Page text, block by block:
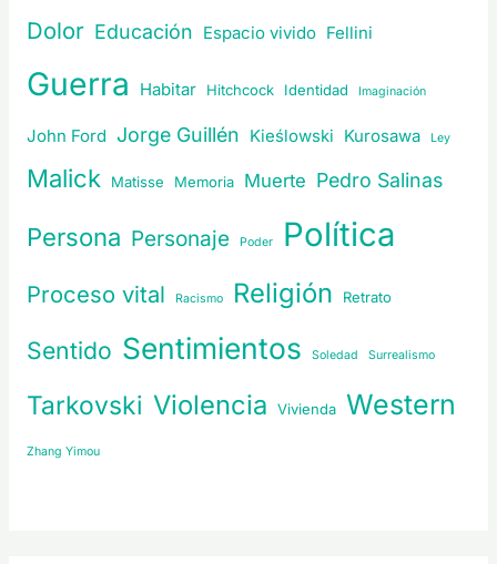
Dolor Educación Espacio vivido Fellini
Guerra Habitar Hitchcock Identidad Imaginación
John Ford Jorge Guillén Kieślowski Kurosawa Ley
Malick Matisse Memoria Muerte Pedro Salinas
Persona Personaje Poder Política
Proceso vital Racismo Religión Retrato
Sentido Sentimientos Soledad Surrealismo
Tarkovski Violencia Vivienda Western
Zhang Yimou